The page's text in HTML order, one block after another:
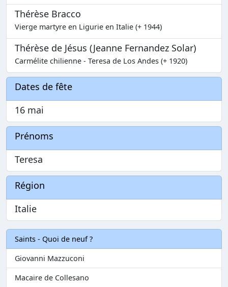
Thérèse Bracco
Vierge martyre en Ligurie en Italie (+ 1944)
Thérèse de Jésus (Jeanne Fernandez Solar)
Carmélite chilienne - Teresa de Los Andes (+ 1920)
Dates de fête
16 mai
Prénoms
Teresa
Région
Italie
Saints - Quoi de neuf ?
Giovanni Mazzuconi
Macaire de Collesano